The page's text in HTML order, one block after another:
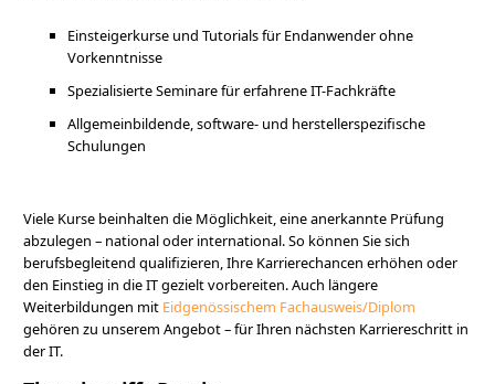
Einsteigerkurse und Tutorials für Endanwender ohne
Vorkenntnisse
Spezialisierte Seminare für erfahrene IT-Fachkräfte
Allgemeinbildende, software- und herstellerspezifische
Schulungen
Viele Kurse beinhalten die Möglichkeit, eine anerkannte Prüfung
abzulegen – national oder international. So können Sie sich
berufsbegleitend qualifizieren, Ihre Karrierechancen erhöhen oder
den Einstieg in die IT gezielt vorbereiten. Auch längere
Weiterbildungen mit Eidgenössischem Fachausweis/Diplom
gehören zu unserem Angebot – für Ihren nächsten Karriereschritt in
der IT.